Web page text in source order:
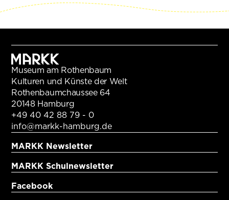
Museum am Rothenbaum
Kulturen und Künste der Welt
Rothenbaumchaussee 64
20148 Hamburg
+49 40 42 88 79 - 0
info@markk-hamburg.de
MARKK Newsletter
MARKK Schulnewsletter
Facebook